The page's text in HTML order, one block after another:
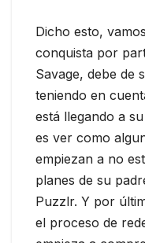
Dicho esto,
conquista por
Savage, debe de
teniendo en
está llegando a
es ver como
empiezan a no
planes de su
Puzzlr. Y por
el proceso de